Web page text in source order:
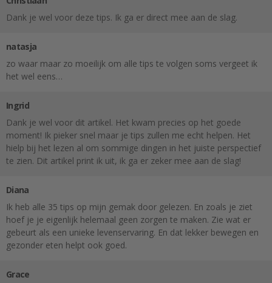
Dank je wel voor deze tips. Ik ga er direct mee aan de slag.
natasja
zo waar maar zo moeilijk om alle tips te volgen soms vergeet ik
het wel eens…
Ingrid
Dank je wel voor dit artikel. Het kwam precies op het goede
moment! Ik pieker snel maar je tips zullen me echt helpen. Het
hielp bij het lezen al om sommige dingen in het juiste perspectief
te zien. Dit artikel print ik uit, ik ga er zeker mee aan de slag!
Diana
Ik heb alle 35 tips op mijn gemak door gelezen. En zoals je ziet
hoef je je eigenlijk helemaal geen zorgen te maken. Zie wat er
gebeurt als een unieke levenservaring. En dat lekker bewegen en
gezonder eten helpt ook goed.
Grace